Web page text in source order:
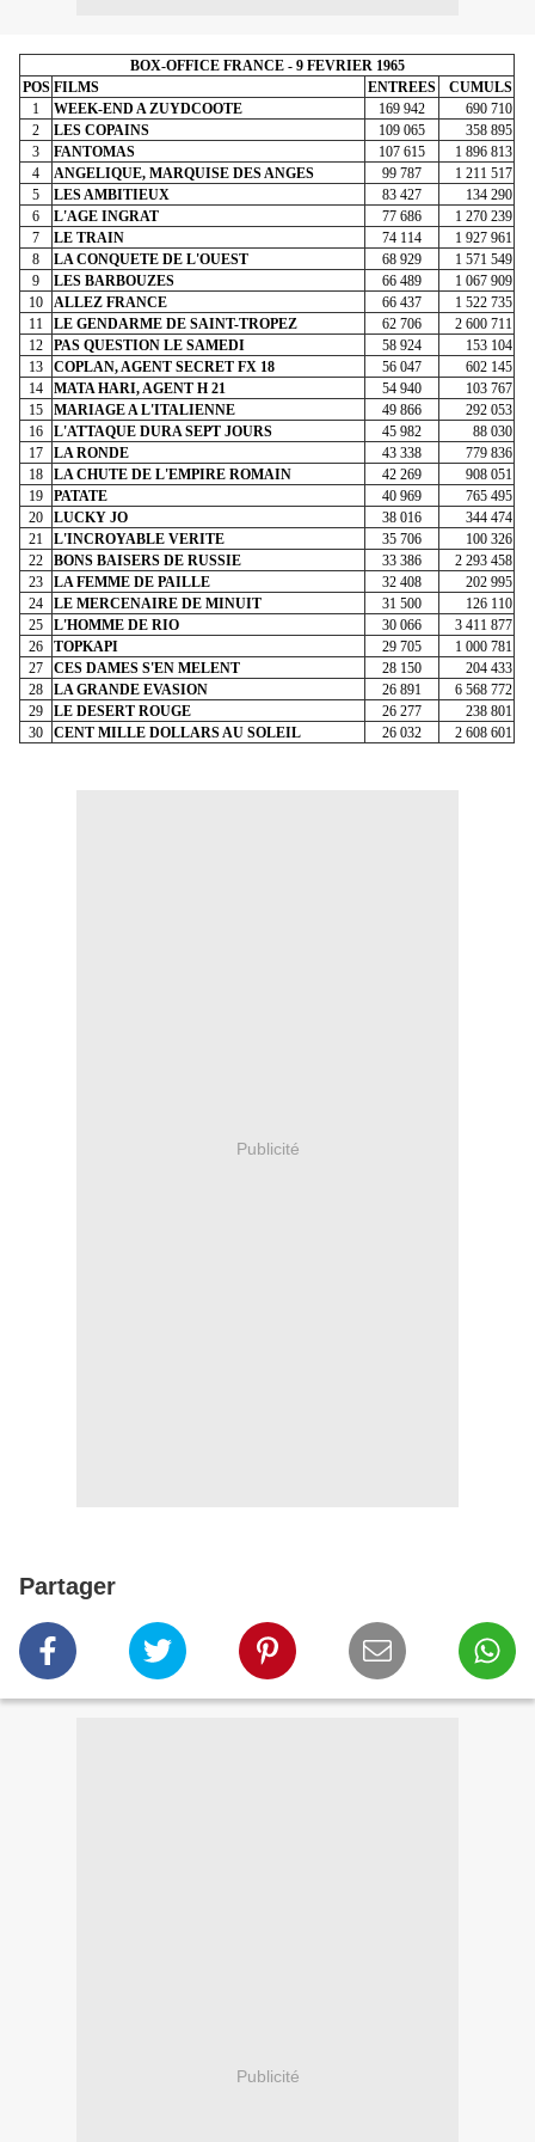
BOX-OFFICE FRANCE - 9 FEVRIER 1965
POS FILMS ENTREES
CUMULS
1
WEEK-END A ZUYDCOOTE 169 942
690 710
2
LES COPAINS 109 065
358 895
3
FANTOMAS 107 615
1 896 813
4
ANGELIQUE, MARQUISE DES ANGES 99 787
1 211 517
5
LES AMBITIEUX 83 427
134 290
6
L'AGE INGRAT 77 686
1 270 239
7
LE TRAIN 74 114
1 927 961
8
LA CONQUETE DE L'OUEST 68 929
1 571 549
9
LES BARBOUZES 66 489
1 067 909
10
ALLEZ FRANCE 66 437
1 522 735
11
LE GENDARME DE SAINT-TROPEZ 62 706
2 600 711
12
PAS QUESTION LE SAMEDI 58 924
153 104
13
COPLAN, AGENT SECRET FX 18 56 047
602 145
14
MATA HARI, AGENT H 21 54 940
103 767
15
MARIAGE A L'ITALIENNE 49 866
292 053
16
L'ATTAQUE DURA SEPT JOURS 45 982
88 030
17
LA RONDE 43 338
779 836
18
LA CHUTE DE L'EMPIRE ROMAIN 42 269
908 051
19
PATATE 40 969
765 495
20
LUCKY JO 38 016
344 474
21
L'INCROYABLE VERITE 35 706
100 326
22
BONS BAISERS DE RUSSIE 33 386
2 293 458
23
LA FEMME DE PAILLE 32 408
202 995
24
LE MERCENAIRE DE MINUIT 31 500
126 110
25
L'HOMME DE RIO 30 066
3 411 877
26
TOPKAPI 29 705
1 000 781
27
CES DAMES S'EN MELENT 28 150
204 433
28
LA GRANDE EVASION 26 891
6 568 772
29
LE DESERT ROUGE 26 277
238 801
30
CENT MILLE DOLLARS AU SOLEIL 26 032 2 608 601
Publicité
Partager
Publicité